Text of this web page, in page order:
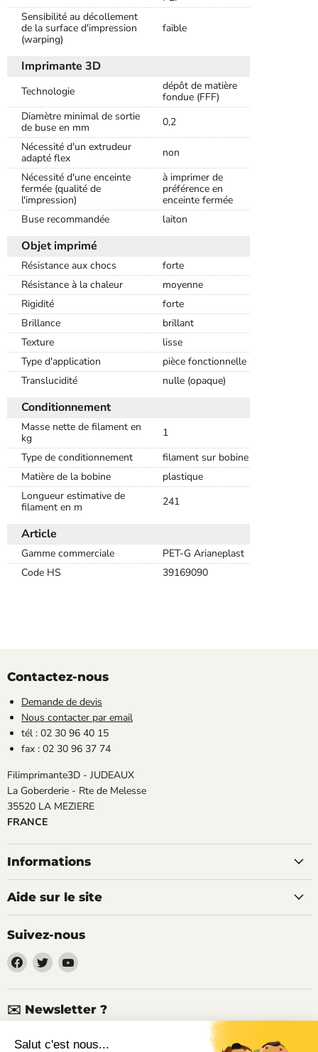
Sensibilité au décollement
de la surface d'impression
(warping)
faible
Imprimante 3D
Technologie
dépôt de matière
fondue (FFF)
Diamètre minimal de sortie
de buse en mm
0,2
Nécessité d'un extrudeur
adapté flex
non
Nécessité d'une enceinte
fermée (qualité de
l'impression)
à imprimer de
préférence en
enceinte fermée
Buse recommandée
laiton
Objet imprimé
Résistance aux chocs
forte
Résistance à la chaleur
moyenne
Rigidité
forte
Brillance
brillant
Texture
lisse
Type d'application
pièce fonctionnelle
Translucidité
nulle (opaque)
Conditionnement
Masse nette de filament en
kg
1
Type de conditionnement
filament sur bobine
Matière de la bobine
plastique
Longueur estimative de
filament en m
241
Article
Gamme commerciale
PET-G Arianeplast
Code HS
39169090
Contactez-nous
Demande de devis
Nous contacter par email
tél : 02 30 96 40 15
fax : 02 30 96 37 74
Filimprimante3D - JUDEAUX
La Goberderie - Rte de Melesse
35520 LA MEZIERE
FRANCE
Informations
Aide sur le site
Suivez-nous
Trouvez-
nous
sur
Facebook
Trouvez-
nous
sur
Twitter
Trouvez-
sur
YouTube
✉️ Newsletter ?
Nouveaux produits, articles techniques, promotions, codes de